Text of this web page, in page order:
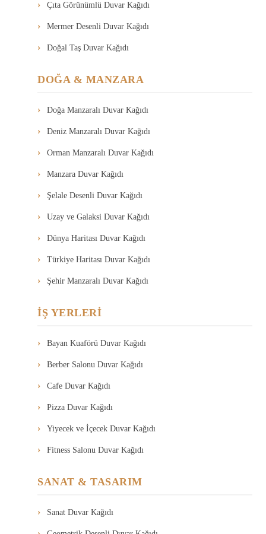
Çıta Görünümlü Duvar Kağıdı
Mermer Desenli Duvar Kağıdı
Doğal Taş Duvar Kağıdı
DOĞA & MANZARA
Doğa Manzaralı Duvar Kağıdı
Deniz Manzaralı Duvar Kağıdı
Orman Manzaralı Duvar Kağıdı
Manzara Duvar Kağıdı
Şelale Desenli Duvar Kağıdı
Uzay ve Galaksi Duvar Kağıdı
Dünya Haritası Duvar Kağıdı
Türkiye Haritası Duvar Kağıdı
Şehir Manzaralı Duvar Kağıdı
İŞ YERLERİ
Bayan Kuaförü Duvar Kağıdı
Berber Salonu Duvar Kağıdı
Cafe Duvar Kağıdı
Pizza Duvar Kağıdı
Yiyecek ve İçecek Duvar Kağıdı
Fitness Salonu Duvar Kağıdı
SANAT & TASARIM
Sanat Duvar Kağıdı